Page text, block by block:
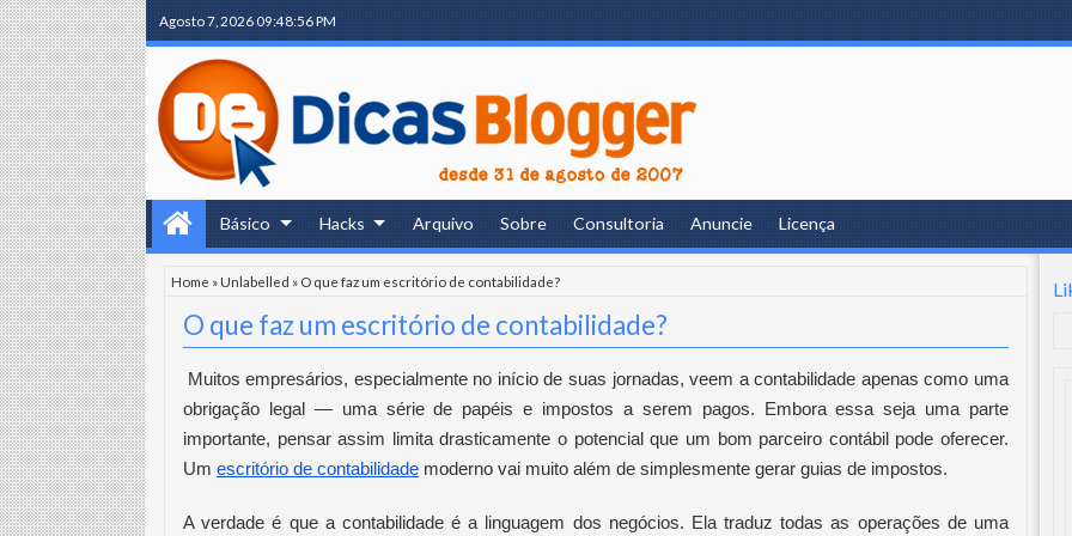
Agosto 7, 202609:48:57 PM
Básico Hacks Arquivo Sobre Consultoria Anuncie Licença
Home »Unlabelled » O que faz um escritório de contabilidade?
O que faz um escritório de contabilidade?
Muitos empresários, especialmente no início de suas jornadas, veem a contabilidade apenas como uma
obrigação legal — uma série de papéis e impostos a serem pagos. Embora essa seja uma parte
importante, pensar assim limita drasticamente o potencial que um bom parceiro contábil pode oferecer.
Um escritório de contabilidade moderno vai muito além de simplesmente gerar guias de impostos.
A verdade é que a contabilidade é a linguagem dos negócios. Ela traduz todas as operações de uma